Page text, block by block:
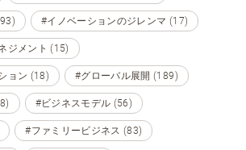
#イノベーションのジレンマ (17)
ジメント (15)
ョン (18) #グローバル展開 (189)
#ビジネスモデル (56)
#ファミリービジネス (83)